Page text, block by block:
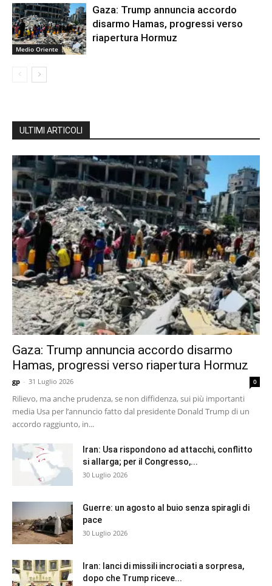
Medio Oriente
Gaza: Trump annuncia accordo
disarmo Hamas, progressi verso
riapertura Hormuz
ULTIMI ARTICOLI
Gaza: Trump annuncia accordo disarmo
Hamas, progressi verso riapertura Hormuz
gp - 31 Luglio 2026 0
Rilievo, ma anche prudenza, se non diffidenza, sui più importanti
media Usa per l’annuncio fatto dal presidente Donald Trump di un
accordo raggiunto, in...
Iran: Usa rispondono ad attacchi, conflitto
si allarga; per il Congresso,...
30 Luglio 2026
Guerre: un agosto al buio senza spiragli di
pace
30 Luglio 2026
Iran: lanci di missili incrociati a sorpresa,
dopo che Trump riceve...